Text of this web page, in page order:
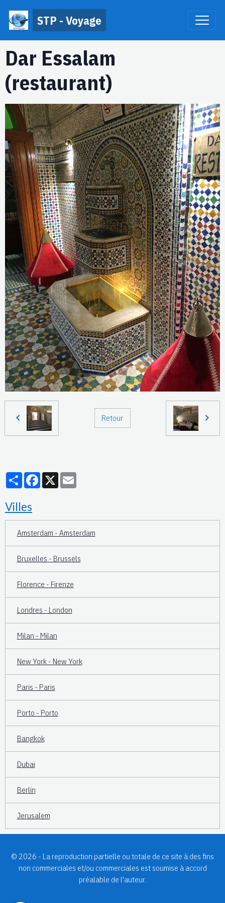
STP - Voyage
Dar Essalam
(restaurant)
Retour
PartagerFacebook
X
Villes
Amsterdam - Amsterdam
Bruxelles - Brussels
Florence - Firenze
Londres - London
Milan - Milan
New York - New York
Paris - Paris
Porto - Porto
Bangkok
Dubai
Berlin
Jerusalem
© 2026 - La reproduction partielle ou totale de ce site à des fins
non commerciales et/ou commerciales est soumise à accord
préalable de l'auteur.